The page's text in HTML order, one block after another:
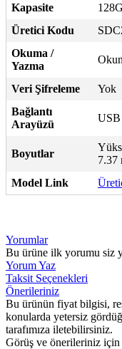
Kapasite
Üretici Kodu
Okuma /
Yazma
Veri Şifreleme
Yok
Bağlantı
Arayüzü
USB
Boyutlar
7.37
Model Link
Yorumlar
Bu ürüne ilk yorumu siz
Yorum Yaz
Taksit Seçenekleri
Önerileriniz
Bu ürünün fiyat bilgisi,
konularda yetersiz
tarafımıza iletebilirsiniz.
Görüş ve önerileriniz için